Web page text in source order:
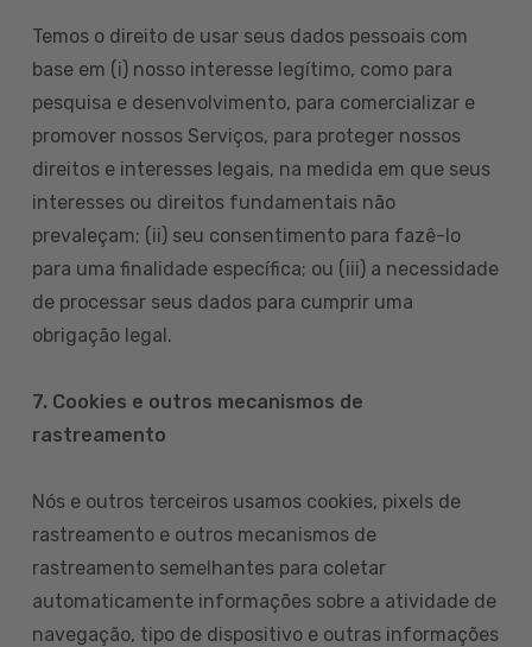
Temos o direito de usar seus dados pessoais com
base em (i) nosso interesse legítimo, como para
pesquisa e desenvolvimento, para comercializar e
promover nossos Serviços, para proteger nossos
direitos e interesses legais, na medida em que seus
interesses ou direitos fundamentais não
prevaleçam; (ii) seu consentimento para fazê-lo
para uma finalidade específica; ou (iii) a necessidade
de processar seus dados para cumprir uma
obrigação legal.
7. Cookies e outros mecanismos de
rastreamento
Nós e outros terceiros usamos cookies, pixels de
rastreamento e outros mecanismos de
rastreamento semelhantes para coletar
automaticamente informações sobre a atividade de
navegação, tipo de dispositivo e outras informações